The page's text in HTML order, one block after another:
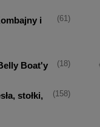
i
(61)
Boat'y (18)
stołki,
(158)